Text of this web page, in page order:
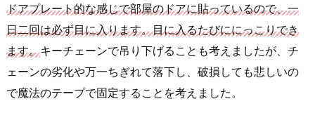
ドアプレート的な感じで部屋のドアに貼っているので、一
日二回は必ず目に入ります。目に入るたびににっこりでき
ます。キーチェーンで吊り下げることも考えましたが、チ
ェーンの劣化や万一ちぎれて落下し、破損しても悲しいの
で魔法のテープで固定することを考えました。